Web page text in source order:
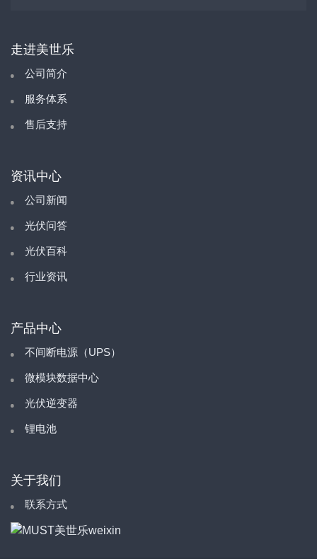
走进美世乐
公司简介
服务体系
售后支持
资讯中心
公司新闻
光伏问答
光伏百科
行业资讯
产品中心
不间断电源（UPS）
微模块数据中心
光伏逆变器
锂电池
关于我们
联系方式